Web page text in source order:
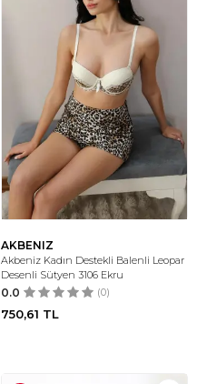
AKBENIZ
Akbeniz Kadın Destekli Balenli Leopar
Desenli Sütyen 3106 Ekru
0.0 (0)
750,61 TL